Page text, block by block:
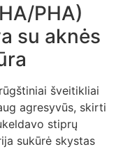
PHA)
su aknės
šveitikliai
agresyvūs, skirti
stiprų
sukūrė skystas